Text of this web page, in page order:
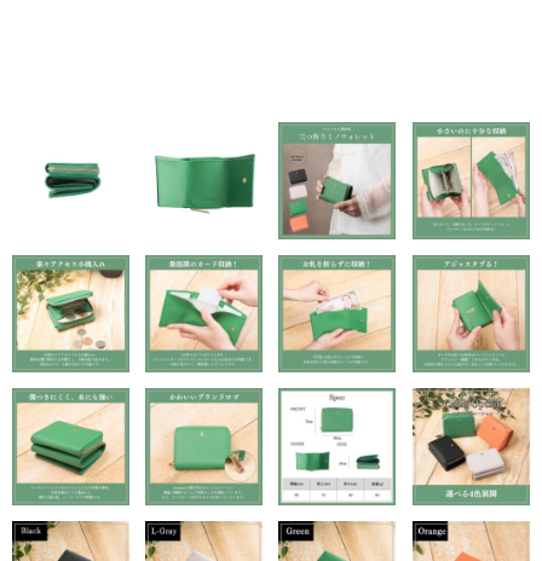
長財布
小銭入れ
その他.
ベルト
スタッフブログ